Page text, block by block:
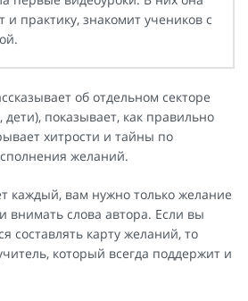
и практику, знакомит учеников с
об отдельном секторе
дети), показывает, как правильно
хитрости и тайны по
желаний.
каждый, вам нужно только желание
внимать слова автора. Если вы
составлять карту желаний, то
который всегда поддержит и